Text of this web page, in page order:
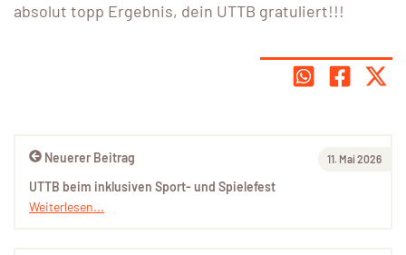
absolut topp Ergebnis, dein UTTB gratuliert!!!
Neuerer Beitrag 11. Mai 2026
UTTB beim inklusiven Sport- und Spielefest
Weiterlesen...